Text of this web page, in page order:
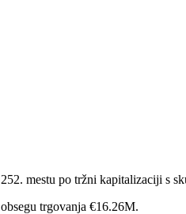
mestu po tržni kapitalizaciji s
trgovanja €16.26M.